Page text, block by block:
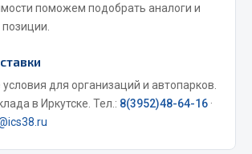
поможем подобрать аналоги и
для организаций и автопарков.
в Иркутске. Тел.: 8(3952)48-64-16 ·